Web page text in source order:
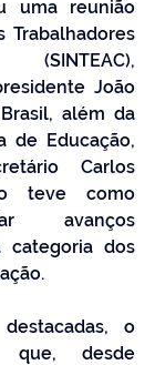
uma reunião
João
além da
de Educação,
Carlos
teve como
avanços
categoria dos
o
que, desde